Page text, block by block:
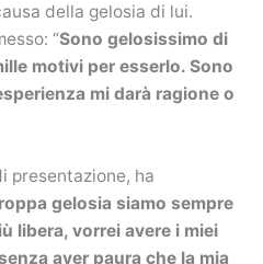
della gelosia di lui.
“Sono gelosissimo di
motivi per esserlo. Sono
mi darà ragione o
presentazione, ha
gelosia siamo sempre
libera, vorrei avere i miei
aver paura che la mia